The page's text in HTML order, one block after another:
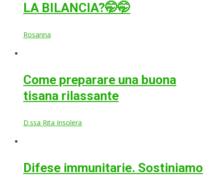
LA BILANCIA?🤭🤭
Rosanna
Come preparare una buona
tisana rilassante
D.ssa Rita Insolera
Difese immunitarie. Sostiniamo